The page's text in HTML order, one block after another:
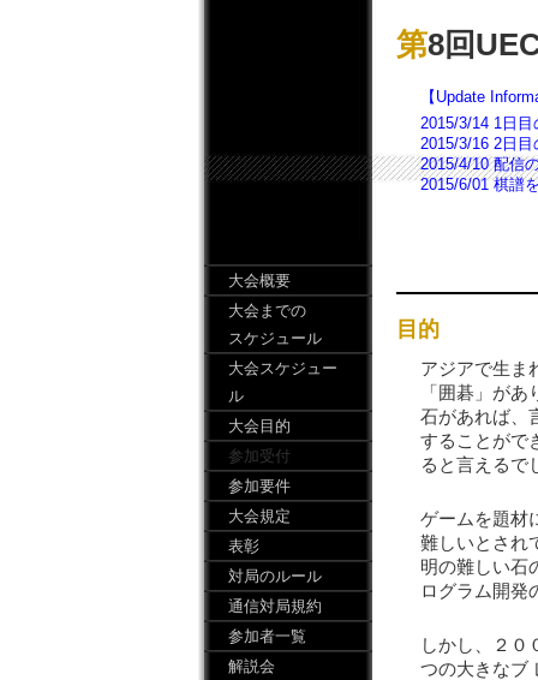
第8回
【Update
2015/3/14 1日
2015/3/16 2日
2015/4/10 配信
2015/6/01 棋譜
大会概要
大会までの
スケジュール
大会スケジュー
ル
大会目的
参加受付
参加要件
大会規定
表彰
対局のルール
通信対局規約
参加者一覧
解説会
目的
アジアで生ま
「囲碁」が
石があれば、
することがで
ると言えるで
ゲームを題材
難しいとされ
明の難しい石
ログラム開発
しかし、２０
つの大きなブ